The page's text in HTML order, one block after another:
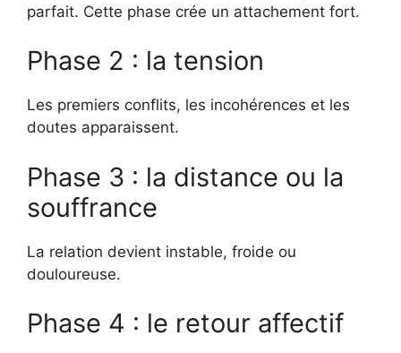
parfait. Cette phase crée un attachement fort.
Phase 2 : la tension
Les premiers conflits, les incohérences et les
doutes apparaissent.
Phase 3 : la distance ou la
souffrance
La relation devient instable, froide ou
douloureuse.
Phase 4 : le retour affectif